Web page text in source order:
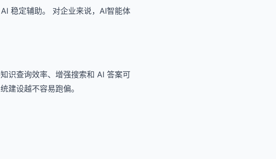
稳定辅助。 对企业来说，AI智能体
识查询效率、增强搜索和 AI 答案可
建设越不容易跑偏。